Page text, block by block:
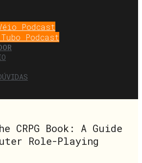
Podcast
Podcast
CRPG Book: A Guide
Role-Playing